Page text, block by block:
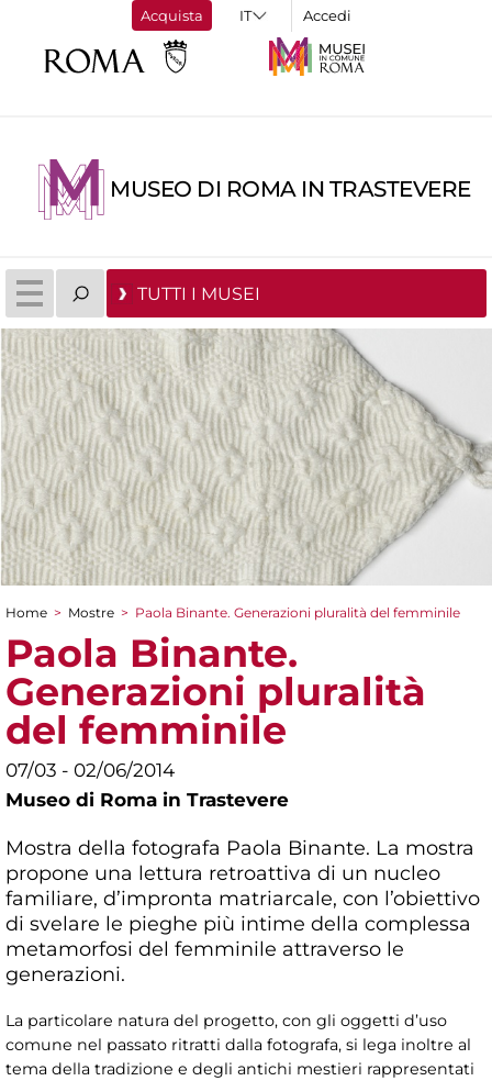
Acquista Accedi
MUSEO DI ROMA IN TRASTEVERE
TUTTI I MUSEI
Tu sei qui
Home > Mostre > Paola Binante. Generazioni pluralità del femminile
Paola Binante.
Generazioni pluralità
del femminile
07/03 - 02/06/2014
Museo di Roma in Trastevere
Mostra della fotografa Paola Binante. La mostra
propone una lettura retroattiva di un nucleo
familiare, d’impronta matriarcale, con l’obiettivo
di svelare le pieghe più intime della complessa
metamorfosi del femminile attraverso le
generazioni.
La particolare natura del progetto, con gli oggetti d’uso
comune nel passato ritratti dalla fotografa, si lega inoltre al
tema della tradizione e degli antichi mestieri rappresentati